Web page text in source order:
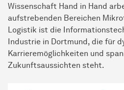
Wissenschaft Hand in Hand
aufstrebenden Bereichen
Logistik ist die
Industrie in Dortmund, die für
Karrieremöglichkeiten und
Zukunftsaussichten steht.